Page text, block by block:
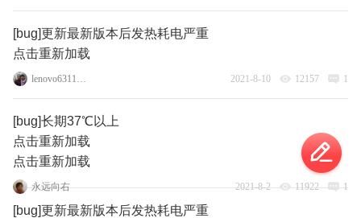
[bug]更新最新版本后发热耗电严重
点击重新加载
lenovo63114898 2021-8-10 12157 1
[bug]长期37℃以上
点击重新加载
点击重新加载
永远向右 2021-8-2 11922 1
[bug]更新最新版本后发热耗电严重